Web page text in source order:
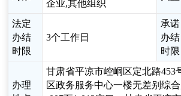
企业,其他组织
法定
办结
时限
3个工作日
承诺
办结
时限
办理
甘肃省平凉市崆峒区定北路453
区政务服务中心一楼无差别综